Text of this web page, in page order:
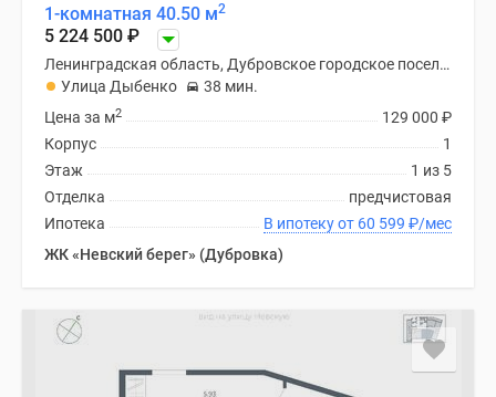
1-комнатная 40.50 м2
5 224 500 ₽
Ленинградская область, Дубровское городское поселение
Улица Дыбенко
38 мин.
129 000 ₽
Цена за м2
1
Корпус
1 из 5
Этаж
предчистовая
Отделка
В ипотеку от 60 599 ₽/мес
Ипотека
ЖК «Невский берег» (Дубровка)